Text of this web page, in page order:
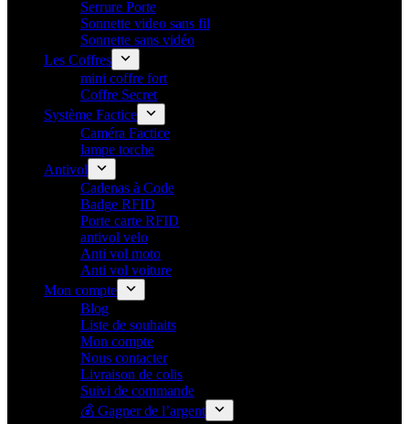
Serrure Porte
Sonnette video sans fil
Sonnette sans vidéo
Les Coffres
mini coffre fort
Coffre Secret
Système Factice
Caméra Factice
lampe torche
Antivol
Cadenas à Code
Badge RFID
Porte carte​ RFID
antivol velo
Anti vol moto
Anti vol voiture
Mon compte
Blog
Liste de souhaits
Mon compte
Nous contacter
Livraison de colis
Suivi de commande
💰 Gagner de l’argent